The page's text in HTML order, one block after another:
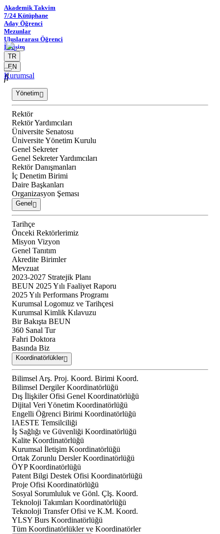
Akademik Takvim
7/24 Kütüphane
Aday Öğrenci
Mezunlar
Uluslararası Öğrenci
İletişim
TR
EN
Kurumsal
Yönetim
Rektör
Rektör Yardımcıları
Üniversite Senatosu
Üniversite Yönetim Kurulu
Genel Sekreter
Genel Sekreter Yardımcıları
Rektör Danışmanları
İç Denetim Birimi
Daire Başkanları
Organizasyon Şeması
Genel
Tarihçe
Önceki Rektörlerimiz
Misyon Vizyon
Genel Tanıtım
Akredite Birimler
Mevzuat
2023-2027 Stratejik Planı
BEUN 2025 Yılı Faaliyet Raporu
2025 Yılı Performans Programı
Kurumsal Logomuz ve Tarihçesi
Kurumsal Kimlik Kılavuzu
Bir Bakışta BEUN
360 Sanal Tur
Fahri Doktora
Basında Biz
Koordinatörlükler
Bilimsel Arş. Proj. Koord. Birimi Koord.
Bilimsel Dergiler Koordinatörlüğü
Dış İlişkiler Ofisi Genel Koordinatörlüğü
Dijital Veri Yönetim Koordinatörlüğü
Engelli Öğrenci Birimi Koordinatörlüğü
IAESTE Temsilciliği
İş Sağlığı ve Güvenliği Koordinatörlüğü
Kalite Koordinatörlüğü
Kurumsal İletişim Koordinatörlüğü
Ortak Zorunlu Dersler Koordinatörlüğü
ÖYP Koordinatörlüğü
Patent Bilgi Destek Ofisi Koordinatörlüğü
Proje Ofisi Koordinatörlüğü
Sosyal Sorumluluk ve Gönl. Çlş. Koord.
Teknoloji Takımları Koordinatörlüğü
Teknoloji Transfer Ofisi ve K.M. Koord.
YLSY Burs Koordinatörlüğü
Tüm Koordinatörlükler ve Koordinatörler